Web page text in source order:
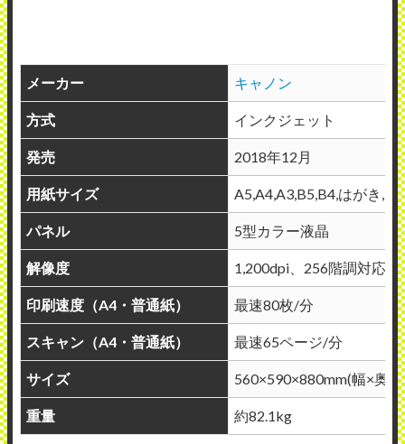
メーカー キャノン
方式 インクジェット
発売 2018年12月
用紙サイズ A5,A4,A3,B5,B4,はがき,,
パネル 5型カラー液晶
解像度 1,200dpi、256階調対応
印刷速度（A4・普通紙） 最速80枚/分
スキャン（A4・普通紙） 最速65ページ/分
サイズ 560×590×880mm(幅×奥
重量 約82.1kg